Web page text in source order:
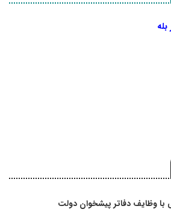
با وظایف دفاتر پیشخوان دولت